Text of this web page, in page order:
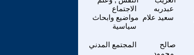
الاجتماع
عبدربه
مواضيع وابحاث
سياسية
سعيد علام
المجتمع المدني
صالح
محمود